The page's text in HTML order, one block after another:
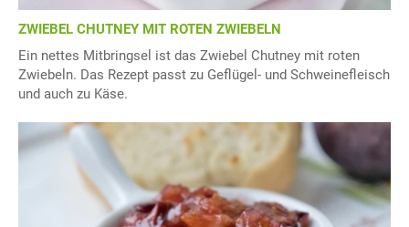
ZWIEBEL CHUTNEY MIT ROTEN ZWIEBELN
Ein nettes Mitbringsel ist das Zwiebel Chutney mit roten
Zwiebeln. Das Rezept passt zu Geflügel- und Schweinefleisch
und auch zu Käse.